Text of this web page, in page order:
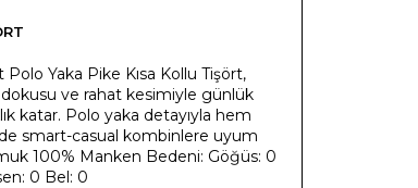
Polo Yaka Pike Kısa Kollu Tişört,
ve rahat kesimiyle günlük
katar. Polo yaka detayıyla hem
smart-casual kombinlere uyum
100% Manken Bedeni: Göğüs: 0
0 Bel: 0